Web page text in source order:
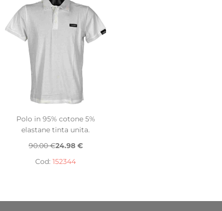
Polo in 95% cotone 5%
elastane tinta unita.
90.00 €24.98 €
Cod: 152344